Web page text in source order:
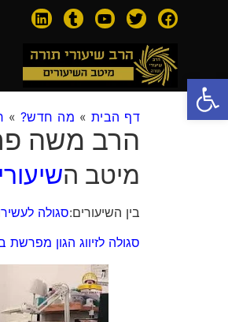
פתח סרגל נגישות
דף הבית » מה חדש? »
הרב משה
מיטב ה
בין השיעורים:סגולה
סגולה לזיווג הגון